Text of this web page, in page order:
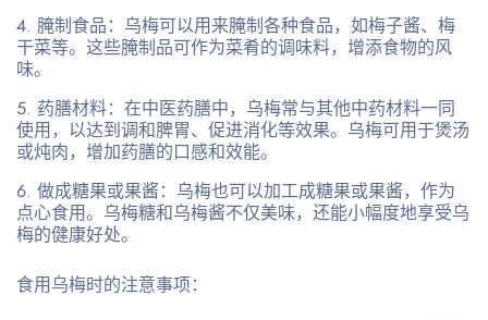
腌制食品：乌梅可以用来腌制各种食品，如梅子酱、梅
干菜等。这些腌制品可作为菜肴的调味料，增添食物的风
味。
药膳材料：在中医药膳中，乌梅常与其他中药材料一同
使用，以达到调和脾胃、促进消化等效果。乌梅可用于煲汤
或炖肉，增加药膳的口感和效能。
做成糖果或果酱：乌梅也可以加工成糖果或果酱，作为
点心食用。乌梅糖和乌梅酱不仅美味，还能小幅度地享受乌
梅的健康好处。
食用乌梅时的注意事项：